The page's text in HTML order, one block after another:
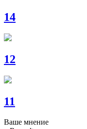
14
12
11
Ваше мнение